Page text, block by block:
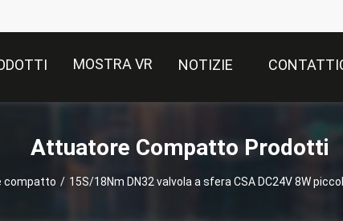
MOSTRA VR NOTIZIE
Attuatore Compatto Prodotti
compatto / 15S/18Nm DN32 valvola a sfera CSA DC24V 8W